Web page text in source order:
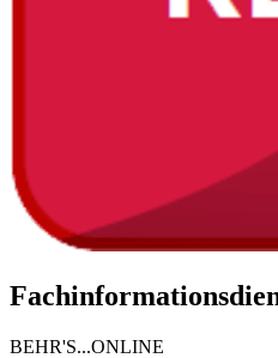
BEHR'S...ONLINE